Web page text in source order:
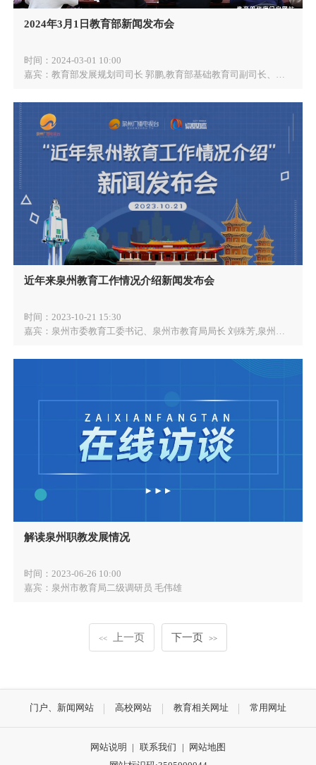
2024年3月1日教育部新闻发布会
时间：2024-03-01 10:00
嘉宾：教育部发展规划司司长 郭鹏,教育部基础教育司副司长、一级巡视员 马嘉宾,教育部职业教育与成人教育司副司长 李英利,教育部高等教育司副司长 高东锋,教育部教师工作司副司长 黄小华,全国人大代表、重庆市九龙坡区谢家湾教育集团总校长、党委书记 刘希娅,全国政协委员、天津大学副校长 明东
近年来泉州教育工作情况介绍新闻发布会
时间：2023-10-21 15:30
嘉宾： 泉州市委教育工委书记、泉州市教育局局长 刘殊芳,泉州市委教育工委委员、泉州市教育局副局长 陈军宣 ,泉州市教育局一级调研员 毛伟雄,泉州市教育局四级调研员 蔡玉霖
解读泉州职教发展情况
时间：2023-06-26 10:00
嘉宾： 泉州市教育局二级调研员 毛伟雄
<< 上一页 下一页 >>
门户、新闻网站 高校网站 教育相关网址 常用网址
网站说明 | 联系我们 |
网站地图